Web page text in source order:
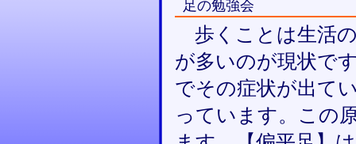
足の勉強会
歩くことは生活
が多いのが現状で
でその症状が出て
っています。この